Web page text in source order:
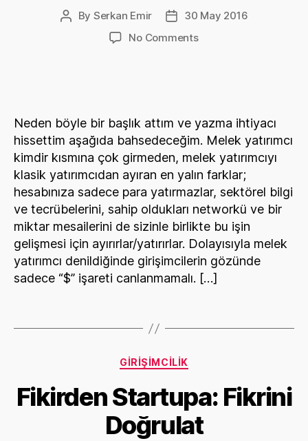
Post
By Serkan Emir
Post
date
30 May 2016
No Commentson
yatırım
(para)
istiyor
Neden böyle bir başlık attım ve yazma ihtiyacı
hissettim aşağıda bahsedeceğim. Melek yatırımcı
kimdir kısmına çok girmeden, melek yatırımcıyı
klasik yatırımcıdan ayıran en yalın farklar;
hesabınıza sadece para yatırmazlar, sektörel bilgi
ve tecrübelerini, sahip oldukları networkü ve bir
miktar mesailerini de sizinle birlikte bu işin
gelişmesi için ayırırlar/yatırırlar. Dolayısıyla melek
yatırımcı denildiğinde girişimcilerin gözünde
sadece “$” işareti canlanmamalı. […]
Categories
GIRIŞIMCILIK
Fikirden Startupa: Fikrini
Doğrulat